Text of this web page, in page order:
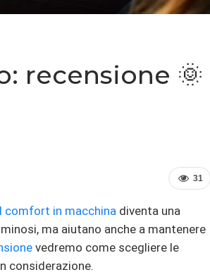
recensione 🌞
31
comfort in macchina diventa una
ma aiutano anche a mantenere
vedremo come scegliere le
considerazione.